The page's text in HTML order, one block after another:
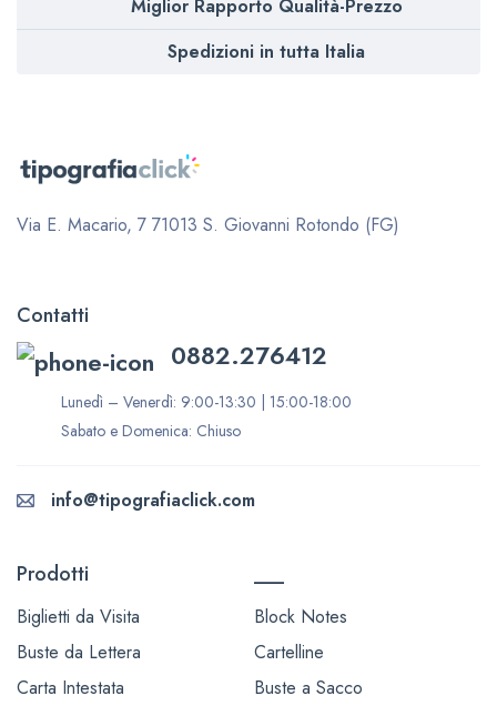
Miglior Rapporto Qualità-Prezzo
Spedizioni in tutta Italia
Via E. Macario, 7 71013 S. Giovanni Rotondo (FG)
Contatti
0882.276412
Lunedì – Venerdì: 9:00-13:30 | 15:00-18:00
Sabato e Domenica: Chiuso
info@tipografiaclick.com
Prodotti
Biglietti da Visita
Buste da Lettera
Carta Intestata
Block Notes
Cartelline
Buste a Sacco